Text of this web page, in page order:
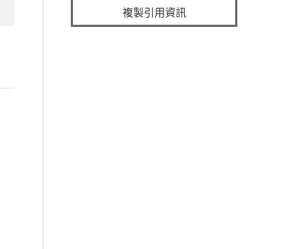
複製引用資訊